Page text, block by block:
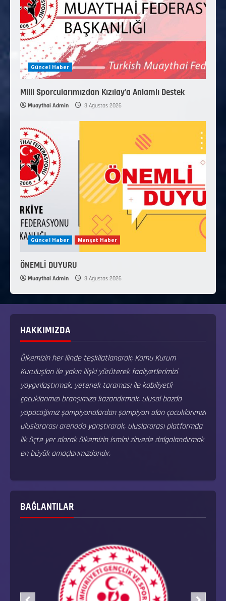
Güncel Haber
Milli Sporcularımızdan Kızılay’a Anlamlı Destek
Muaythai Admin 3 Ağustos 2026
Güncel Haber Manşet Haber
ÖNEMLİ DUYURU
Muaythai Admin 3 Ağustos 2026
HAKKIMIZDA
Ülkemizin her ilinde teşkilatlanarak; Kamu Kurum
Kuruluşları ile yakın ilişki yürüterek faaliyetlerimizi
yaygınlaştırmak, yetenek taraması ile kabiliyetli
çocuklarımızı branşımıza kazandırmak, ulusal bazda
yapacağımız şampiyonalardan şampiyon olan çocuklarımızı
uluslararası arenada yarıştırarak, uluslararası platformda
ilk üçte yer alarak ülkemizin ismini zirvede dalgalandırmak
en büyük amaçlarımızdandır.
BAĞLANTILAR